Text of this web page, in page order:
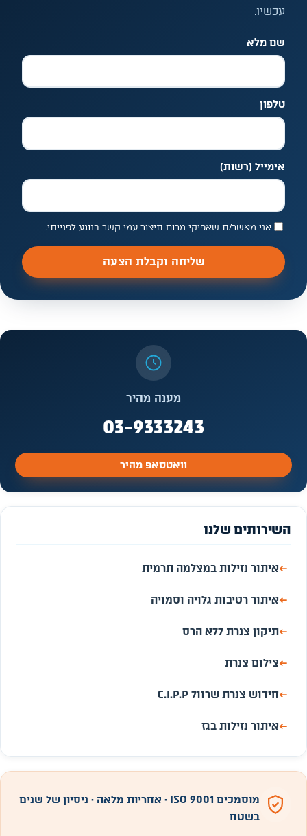
עכשיו.
שם מלא
טלפון
אימייל (רשות)
אני מאשר/ת שאפיקי מרום תיצור עמי קשר בנוגע לפנייתי.
שליחה וקבלת הצעה
מענה מהיר
03-9333243
וואטסאפ מהיר
השירותים שלנו
←איתור נזילות במצלמה תרמית
←איתור רטיבות גלויה וסמויה
←תיקון צנרת ללא הרס
←צילום צנרת
←חידוש צנרת שרוול C.I.P.P
←איתור נזילות בגז
מוסמכים ISO 9001 · אחריות מלאה · ניסיון של שנים
בשטח